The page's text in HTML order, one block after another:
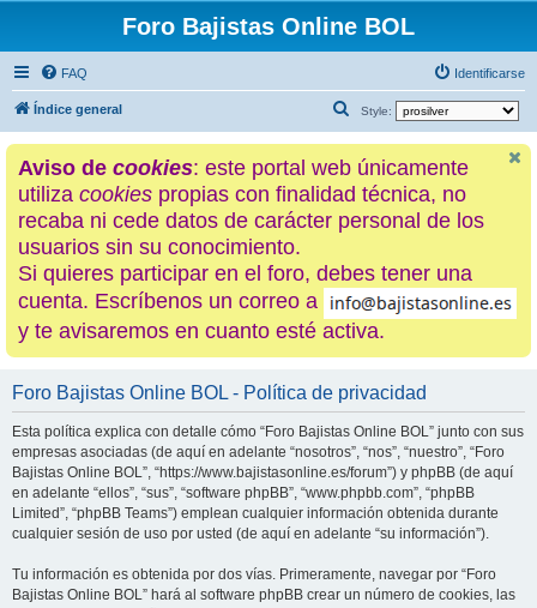
Foro Bajistas Online BOL
FAQ Identificarse
Índice general Style:
u
c
a
Aviso de cookies: este portal web únicamente
utiliza cookies propias con finalidad técnica, no
recaba ni cede datos de carácter personal de los
usuarios sin su conocimiento.
Si quieres participar en el foro, debes tener una
cuenta. Escríbenos un correo a
y te avisaremos en cuanto esté activa.
Foro Bajistas Online BOL - Política de privacidad
Esta política explica con detalle cómo “Foro Bajistas Online BOL” junto con sus
empresas asociadas (de aquí en adelante “nosotros”, “nos”, “nuestro”, “Foro
Bajistas Online BOL”, “https://www.bajistasonline.es/forum”) y phpBB (de aquí
en adelante “ellos”, “sus”, “software phpBB”, “www.phpbb.com”, “phpBB
Limited”, “phpBB Teams”) emplean cualquier información obtenida durante
cualquier sesión de uso por usted (de aquí en adelante “su información”).
Tu información es obtenida por dos vías. Primeramente, navegar por “Foro
Bajistas Online BOL” hará al software phpBB crear un número de cookies, las